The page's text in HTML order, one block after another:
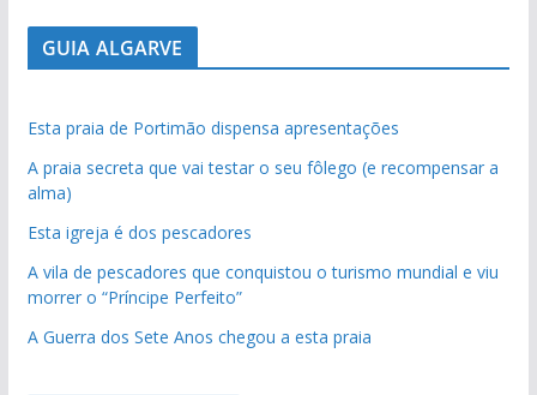
GUIA ALGARVE
Esta praia de Portimão dispensa apresentações
A praia secreta que vai testar o seu fôlego (e recompensar a
alma)
Esta igreja é dos pescadores
A vila de pescadores que conquistou o turismo mundial e viu
morrer o “Príncipe Perfeito”
A Guerra dos Sete Anos chegou a esta praia